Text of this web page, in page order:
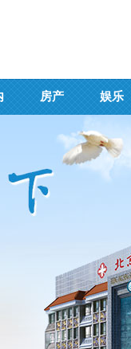
房产 娱乐